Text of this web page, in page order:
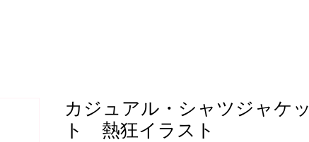
カジュアル・シャツジャケッ
ト 熱狂イラスト